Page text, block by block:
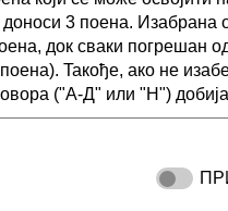
доноси 3 поена. Изабрана
док сваки погрешан
Taкође, ако не
("А-Д" или "Н")